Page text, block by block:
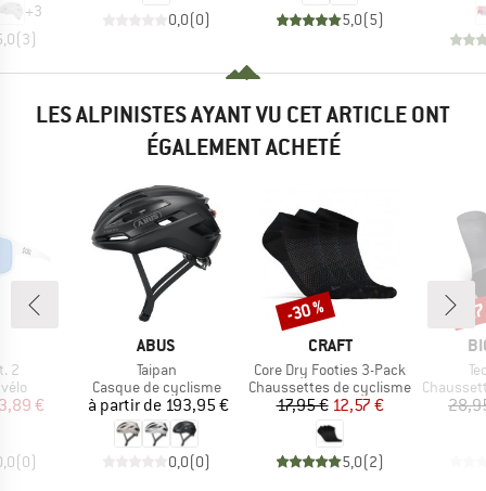
+3
(3)
0,0(0) 5,0(5)
LES ALPINISTES AYANT VU CET ARTICLE ONT
ÉGALEMENT ACHETÉ
2
réduit
€
(0)
MARQUE
ABUS
Article
Taipan
Product group
Casque de cyclisme
Prix
à partir de 193,95 €
0,0(0)
MARQUE
CRAFT
Article
Core Dry Footies 3-Pack
Product group
Chaussettes de cyclisme
Prix
17,95 €Prix réduit
12,57 €
5,0(2)
Remise
-30 %
Product
-